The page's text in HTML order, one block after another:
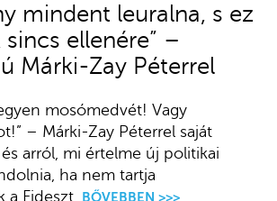
mindent leuralna, s ez
ellenére” –
Márki-Zay Péterrel
mosómedvét! Vagy
– Márki-Zay Péterrel saját
arról, mi értelme új politikai
ha nem tartja
a Fideszt.
BŐVEBBEN >>>